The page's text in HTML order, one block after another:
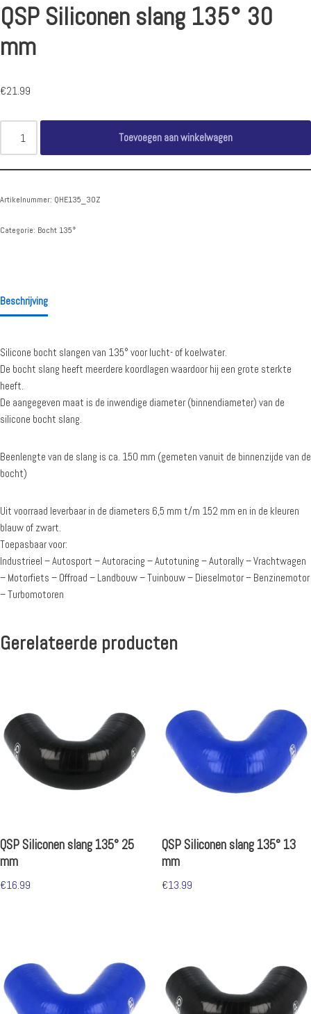
QSP Siliconen slang 135° 30
mm
€21.99
Toevoegen aan winkelwagen
Artikelnummer: QHE135_30Z
Categorie: Bocht 135°
Beschrijving
Silicone bocht slangen van 135° voor lucht- of koelwater.
De bocht slang heeft meerdere koordlagen waardoor hij een grote sterkte
heeft.
De aangegeven maat is de inwendige diameter (binnendiameter) van de
silicone bocht slang.
Beenlengte van de slang is ca. 150 mm (gemeten vanuit de binnenzijde van de
bocht)
Uit voorraad leverbaar in de diameters 6,5 mm t/m 152 mm en in de kleuren
blauw of zwart.
Toepasbaar voor:
Industrieel – Autosport – Autoracing – Autotuning – Autorally – Vrachtwagen
– Motorfiets – Offroad – Landbouw – Tuinbouw – Dieselmotor – Benzinemotor
– Turbomotoren
Gerelateerde producten
QSP Siliconen slang 135° 25
mm
€16.99
QSP Siliconen slang 135° 13
mm
€13.99